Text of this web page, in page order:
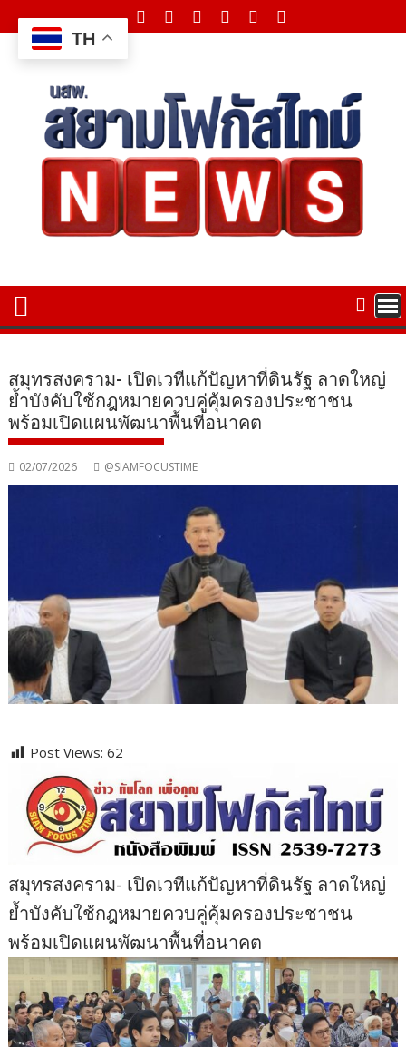
to
content
สมุทรสงคราม- เปิดเวทีแก้ปัญหาที่ดินรัฐ ลาดใหญ่
ย้ำบังคับใช้กฎหมายควบคู่คุ้มครองประชาชน
พร้อมเปิดแผนพัฒนาพื้นที่อนาคต
02/07/2026 @SIAMFOCUSTIME
Post Views: 62
สมุทรสงคราม- เปิดเวทีแก้ปัญหาที่ดินรัฐ ลาดใหญ่
ย้ำบังคับใช้กฎหมายควบคู่คุ้มครองประชาชน
พร้อมเปิดแผนพัฒนาพื้นที่อนาคต
TH